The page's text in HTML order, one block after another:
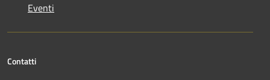
Eventi
Contatti